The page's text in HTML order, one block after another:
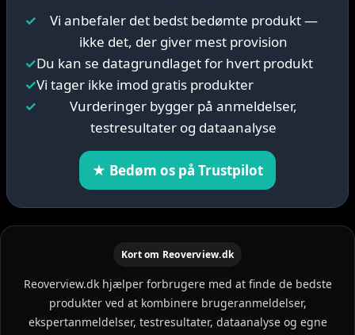
✓
Vi anbefaler det bedst bedømte produkt —
ikke det, der giver mest provision
✓Du kan se datagrundlaget for hvert produkt
✓Vi tager ikke imod gratis produkter
✓
Vurderinger bygger på anmeldelser,
testresultater og dataanalyse
★ Bedøm os på Trustpilot
Kort om Reoverview.dk
Reoverview.dk hjælper forbrugere med at finde de bedste
produkter ved at kombinere brugeranmeldelser,
ekspertanmeldelser, testresultater, dataanalyse og egne